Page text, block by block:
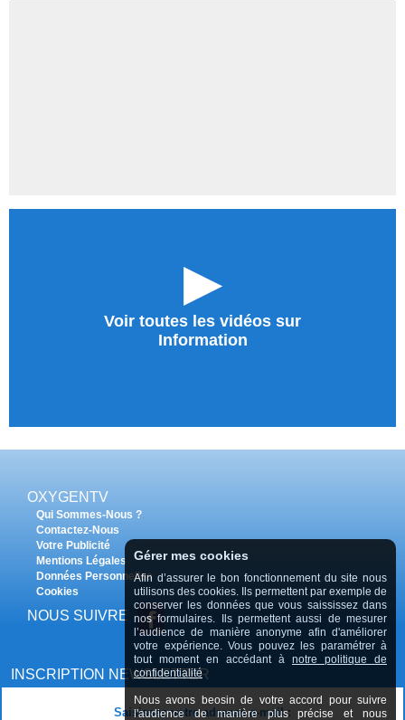
►
Voir toutes les vidéos sur
Information
OXYGENTV
Qui Sommes-Nous ?
Contactez-Nous
Votre Publicité
Mentions Légales
Données Personnelles
Cookies
NOUS SUIVRE
INSCRIPTION NEWSLETTER
Saisissez votre adresse e-mail :
Gérer mes cookies
Afin d’assurer le bon fonctionnement du site nous
utilisons des cookies. Ils permettent par exemple de
conserver les données que vous saississez dans
nos formulaires. Ils permettent aussi de mesurer
l’audience de manière anonyme afin d'améliorer
votre expérience. Vous pouvez les paramétrer à
tout moment en accédant à notre politique de
confidentialité
Nous avons beosin de votre accord pour suivre
l'audience de manière plus précise et nous